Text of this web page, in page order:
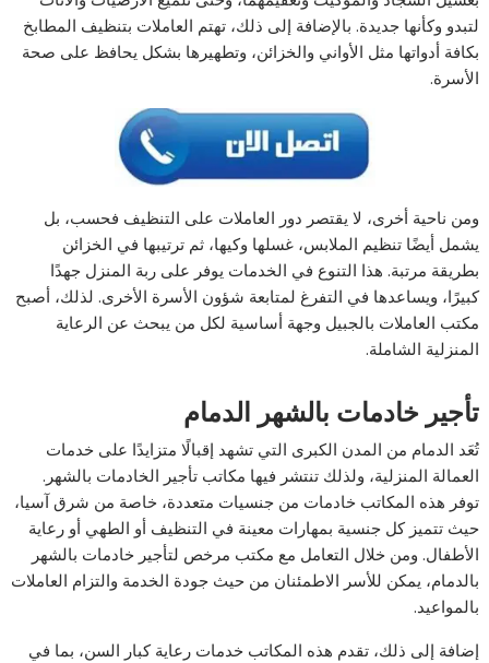
لتبدو وكأنها جديدة. بالإضافة إلى ذلك، تهتم العاملات بتنظيف المطابخ
بكافة أدواتها مثل الأواني والخزائن، وتطهيرها بشكل يحافظ على صحة
الأسرة.
ومن ناحية أخرى، لا يقتصر دور العاملات على التنظيف فحسب، بل
يشمل أيضًا تنظيم الملابس، غسلها وكيها، ثم ترتيبها في الخزائن
بطريقة مرتبة. هذا التنوع في الخدمات يوفر على ربة المنزل جهدًا
كبيرًا، ويساعدها في التفرغ لمتابعة شؤون الأسرة الأخرى. لذلك، أصبح
مكتب العاملات بالجبيل وجهة أساسية لكل من يبحث عن الرعاية
المنزلية الشاملة.
تأجير خادمات بالشهر الدمام
تُعَد الدمام من المدن الكبرى التي تشهد إقبالًا متزايدًا على خدمات
العمالة المنزلية، ولذلك تنتشر فيها مكاتب تأجير الخادمات بالشهر.
توفر هذه المكاتب خادمات من جنسيات متعددة، خاصة من شرق آسيا،
حيث تتميز كل جنسية بمهارات معينة في التنظيف أو الطهي أو رعاية
الأطفال. ومن خلال التعامل مع مكتب مرخص لتأجير خادمات بالشهر
بالدمام، يمكن للأسر الاطمئنان من حيث جودة الخدمة والتزام العاملات
بالمواعيد.
إضافة إلى ذلك، تقدم هذه المكاتب خدمات رعاية كبار السن، بما في